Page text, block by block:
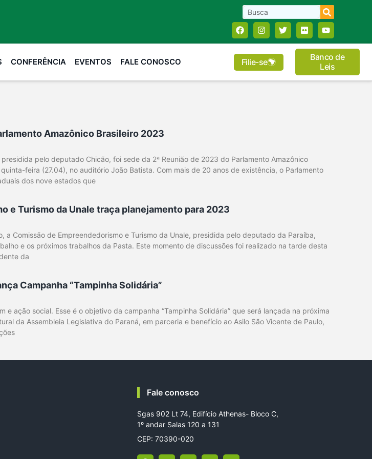
CONFERÊNCIA EVENTOS FALE CONOSCO Filie-se
Banco de
Leis
Amazônico Brasileiro 2023
pelo deputado Chicão, foi sede da 2ª Reunião de 2023 do Parlamento Amazônico
feira (27.04), no auditório João Batista. Com mais de 20 anos de existência, o Parlamento
dos nove estados que
e Turismo da Unale traça planejamento para 2023
a Comissão de Empreendedorismo e Turismo da Unale, presidida pelo deputado da Paraíba,
e os próximos trabalhos da Pasta. Este momento de discussões foi realizado na tarde desta
da
Campanha “Tampinha Solidária”
e ação social. Esse é o objetivo da campanha “Tampinha Solidária” que será lançada na próxima
da Assembleia Legislativa do Paraná, em parceria e benefício ao Asilo São Vicente de Paulo,
Fale conosco
Sgas 902 Lt 74, Edifício Athenas- Bloco C,
1º andar Salas 120 a 131
CEP: 70390-020